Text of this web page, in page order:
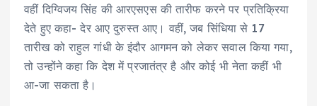
वहीं दिग्विजय सिंह की आरएसएस की तारीफ करने पर प्रतिक्रिया
देते हुए कहा- देर आए दुरुस्त आए। वहीं, जब सिंधिया से 17
तारीख को राहुल गांधी के इंदौर आगमन को लेकर सवाल किया गया,
तो उन्होंने कहा कि देश में प्रजातंत्र है और कोई भी नेता कहीं भी
आ-जा सकता है।